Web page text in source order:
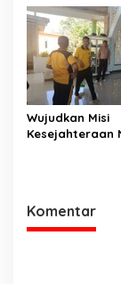
Kebangsaan
Bela Negara
Tahun 2026
Wujudkan Misi
Kesejahteraan
Komentar